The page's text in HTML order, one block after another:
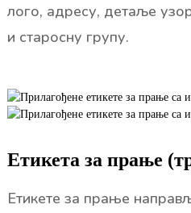
лого, адресу, детаље
и старосну групу.
Етикета за прање
Етикете за прање